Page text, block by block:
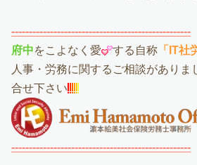
---------------------------------------------------
府中をこよなく愛 する自称 「IT社
人事・労務に関するご相談がありま
合せ下さい
---------------------------------------------------